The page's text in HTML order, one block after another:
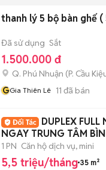
thanh lý 5 bộ bàn ghế (
Đã sử dụng Sắt
1.500.000 đ
Q. Phú Nhuận (P. Cầu
GGia Thiên Lê 11 đã bán
DUPLEX FULL
NGAY TRUNG TÂM
1 PN Căn hộ dịch vụ, mini
5,5 triệu/tháng 35 m²